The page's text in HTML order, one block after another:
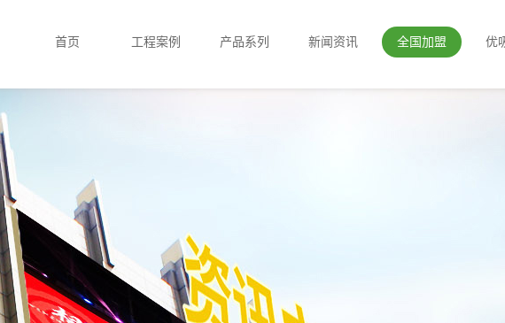
首页 工程案例 产品系列 新闻资讯 全国加盟 优